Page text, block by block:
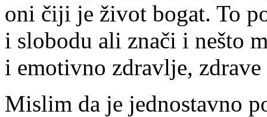
oni čiji je život bogat. To
i slobodu ali znači i nešto
i emotivno zdravlje,
Mislim da je jednostavno